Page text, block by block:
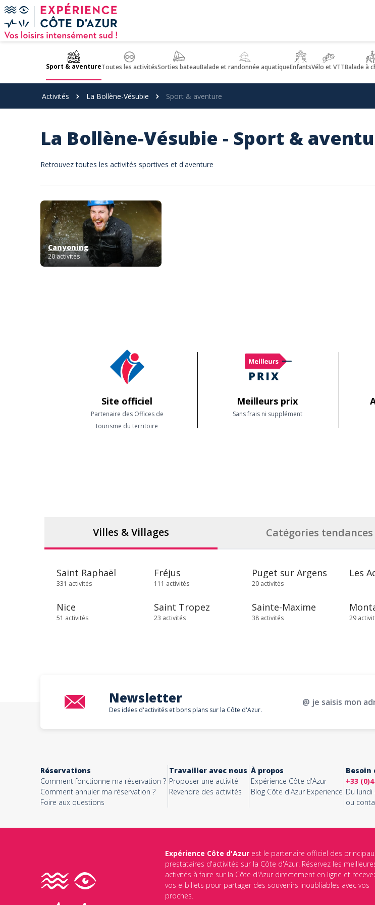
Panneau de gestion des cookies
Sport & aventureToutes les activitésSorties bateauBalade et randonnée aquatiqueEnfantsVélo et VTTBalade à
Activités La Bollène-Vésubie Sport & aventure
La Bollène-Vésubie - Sport &
Retrouvez toutes les activités sportives et d'aventure
Canyoning
20 activités
Site officiel
Partenaire des Offices de
tourisme du territoire
Meilleurs prix
Sans frais ni supplément
Villes & Villages Catégories tendances
Saint Raphaël
331 activités
Fréjus
111 activités
Puget sur Argens
20 activités
Nice
51 activités
Saint Tropez
23 activités
Sainte-Maxime
38 activités 29
Newsletter
Des idées d'activités et bons plans sur la Côte d'Azur.
@ je saisis mon
Réservations
Comment fonctionne ma réservation ?
Comment annuler ma réservation ?
Foire aux questions
Travailler avec nous
Proposer une activité
Revendre des activités
À propos
Expérience Côte d'Azur
Blog Côte d'Azur Experience
Besoin
+33
Du
ou
Expérience Côte d'Azurest le partenaire officiel des
prestataires d'activités sur la Côte d'Azur. Réservez les
activités à faire sur la Côte d'Azur directement en ligne et
vos e-billets pour partager des souvenirs inoubliables avec vos
proches.